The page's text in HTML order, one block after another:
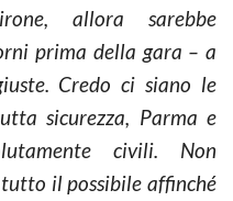
allora sarebbe
prima della gara – a
Credo ci siano le
sicurezza, Parma e
civili. Non
il possibile affinché